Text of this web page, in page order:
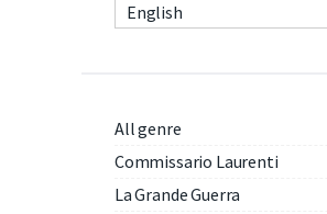
English
All genre
Commissario Laurenti
La Grande Guerra